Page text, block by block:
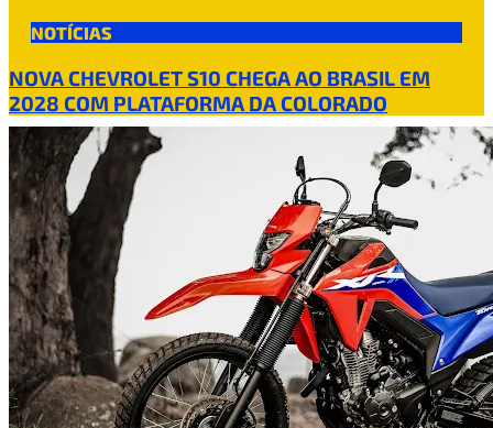
NOTÍCIAS
NOVA CHEVROLET S10 CHEGA AO BRASIL EM
2028 COM PLATAFORMA DA COLORADO